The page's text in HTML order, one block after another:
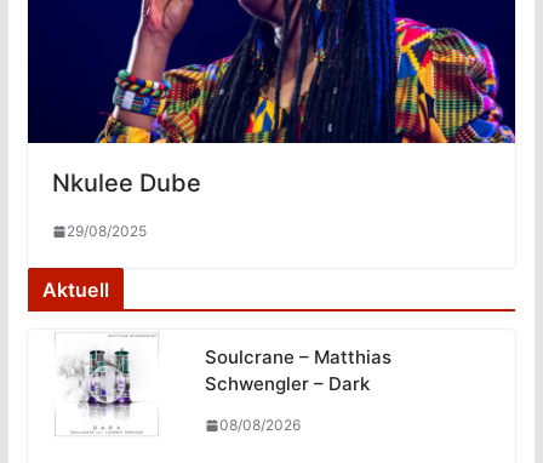
Nkulee Dube
29/08/2025
Aktuell
Soulcrane – Matthias
Schwengler – Dark
08/08/2026